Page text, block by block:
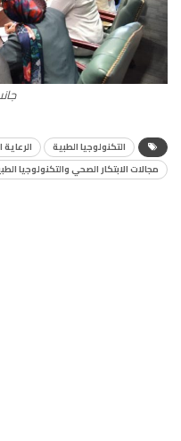
التكنولوجيا الطبية
مجالات الابتكار الصحي والتكنولوجيا